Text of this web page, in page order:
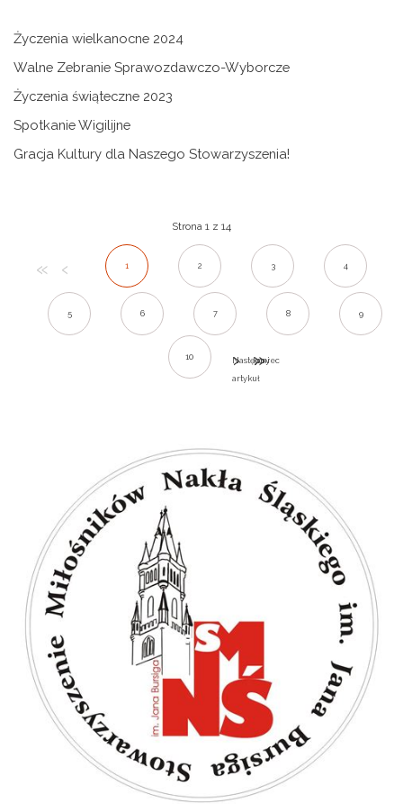
Życzenia wielkanocne 2024
Walne Zebranie Sprawozdawczo-Wyborcze
Życzenia świąteczne 2023
Spotkanie Wigilijne
Gracja Kultury dla Naszego Stowarzyszenia!
Strona 1 z 14
1 2 3 4
5 6 7 8 9
10
Następny
artykuł
koniec